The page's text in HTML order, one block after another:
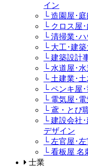
イン
└ 造園屋･
└ クロス屋
└ 清掃業･
└ 大工･建
└ 建築設計
└ 水道屋･
└ 土建業･
└ ペンキ屋
└ 電気屋･
└ 鳶・とび
└ 建設会社
デザイン
└ 左官屋･
└ 看板屋 名
士業